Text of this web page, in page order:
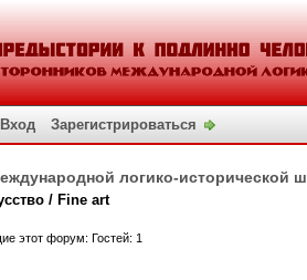
Вход Зарегистрироваться
логико-исторической
/ Fine art
этот форум: Гостей: 1